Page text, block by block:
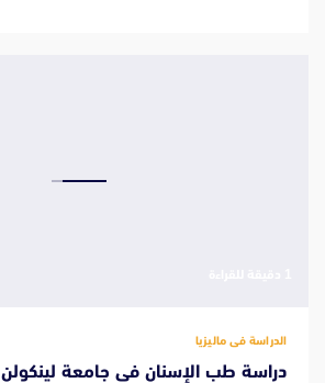
الدراسة فى ماليزيا
دراسة طب الإسنان فى جامعة لينكولن